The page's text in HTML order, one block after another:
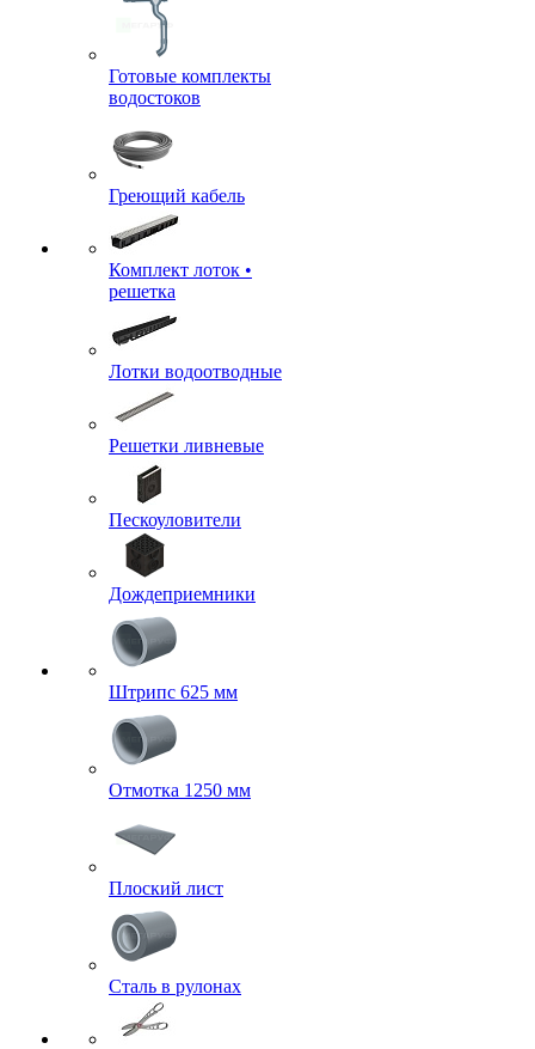
Готовые комплекты
водостоков
Греющий кабель
Комплект лоток •
решетка
Лотки водоотводные
Решетки ливневые
Пескоуловители
Дождеприемники
Штрипс 625 мм
Отмотка 1250 мм
Плоский лист
Сталь в рулонах